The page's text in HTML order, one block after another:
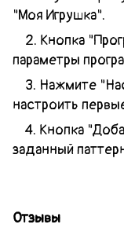
"Моя Игрушка".
2. Кнопка
параметры
3. Нажмите
настроить
4. Кнопка
заданный
Отзывы